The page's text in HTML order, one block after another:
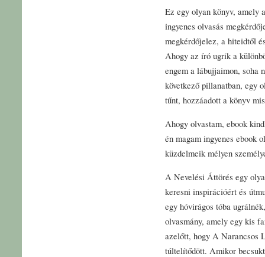
Ez egy olyan könyv, amely
ingyenes olvasás
megkérdőjelez, a hiteidtől
Ahogy az író ugrik a
engem a lábujjaimon, soha
következő pillanatban, egy
tűnt, hozzáadott a könyv
Ahogy olvastam, ebook
én magam ingyenes ebook
küzdelmeik mélyen
A Nevelési Áttörés egy
keresni inspirációért és
egy hóvirágos tóba
olvasmány, amely egy kis
azelőtt, hogy A Narancsos
túltelítődött. Amikor